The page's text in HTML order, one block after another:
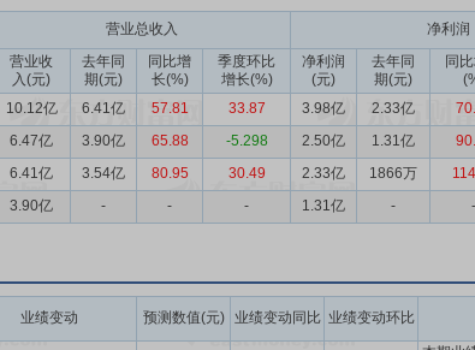
营业总收入 净利润
营业收
入(元)
去年同
期(元)
同比增
长(%)
季度环比
增长(%)
净利润
(元)
去年同
期(元)
同
10.12亿 6.41亿 57.81 33.87 3.98亿 2.33亿
6.47亿 3.90亿 65.88 -5.298 2.50亿 1.31亿
6.41亿 3.54亿 80.95 30.49 2.33亿 1866万
3.90亿 - - - 1.31亿 - -
业绩变动 预测数值(元) 业绩变动同比 业绩变动环比